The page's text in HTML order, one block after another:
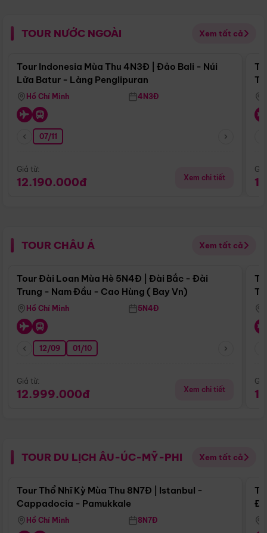
TOUR NƯỚC NGOÀI Xem tất cả
Điểm nổi bật
Tour Indonesia Mùa Thu 4N3Đ | Đảo Bali - Núi
Lửa Batur - Làng Penglipuran
Hồ Chí Minh 4N3Đ
07/11
Giá từ:
12.190.000đ Xem chi tiết
TOUR CHÂU Á Xem tất cả
Điểm nổi bật
Tour Đài Loan Mùa Hè 5N4Đ | Đài Bắc - Đài
Trung - Nam Đầu - Cao Hùng ( Bay Vn)
Hồ Chí Minh 5N4Đ
12/09 01/10
Giá từ:
12.999.000đ Xem chi tiết
TOUR DU LỊCH ÂU-ÚC-MỸ-PHI Xem tất cả
Điểm nổi bật
Tour Thổ Nhĩ Kỳ Mùa Thu 8N7Đ | Istanbul -
Cappadocia - Pamukkale
Hồ Chí Minh 8N7Đ